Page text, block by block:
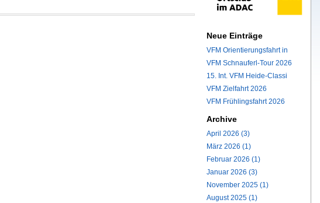
Neue Einträge
VFM Orientierungsfahrt in
VFM Schnauferl-Tour 2026
15. Int. VFM Heide-Classi
VFM Zielfahrt 2026
VFM Frühlingsfahrt 2026
Archive
April 2026 (3)
März 2026 (1)
Februar 2026 (1)
Januar 2026 (3)
November 2025 (1)
August 2025 (1)